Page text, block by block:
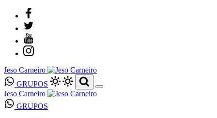
Jeso Carneiro
GRUPOS
Jeso Carneiro
GRUPOS